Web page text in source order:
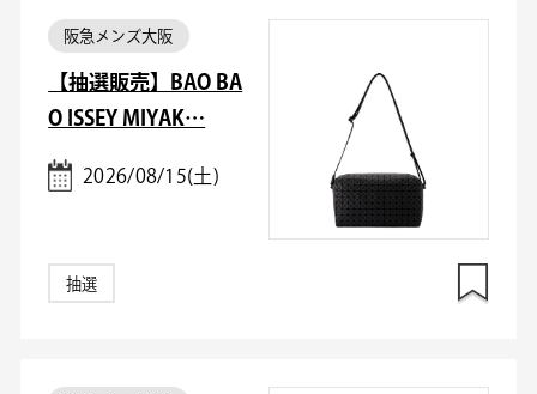
阪急メンズ大阪
【抽選販売】BAO BA
O ISSEY MIYAK…
2026/08/15(土)
抽選